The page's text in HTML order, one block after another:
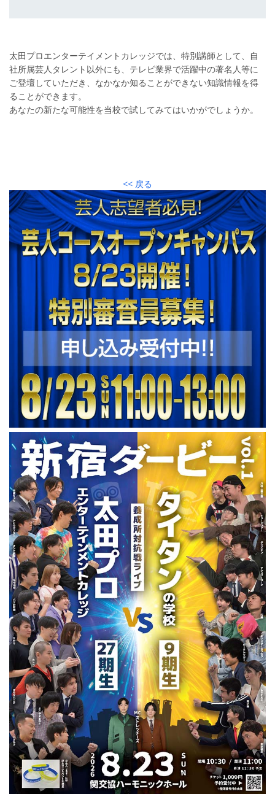
太田プロエンターテイメントカレッジでは、特別講師として、自
社所属芸人タレント以外にも、テレビ業界で活躍中の著名人等に
ご登壇していただき、なかなか知ることができない知識情報を得
ることができます。
あなたの新たな可能性を当校で試してみてはいかがでしょうか。
<< 戻る